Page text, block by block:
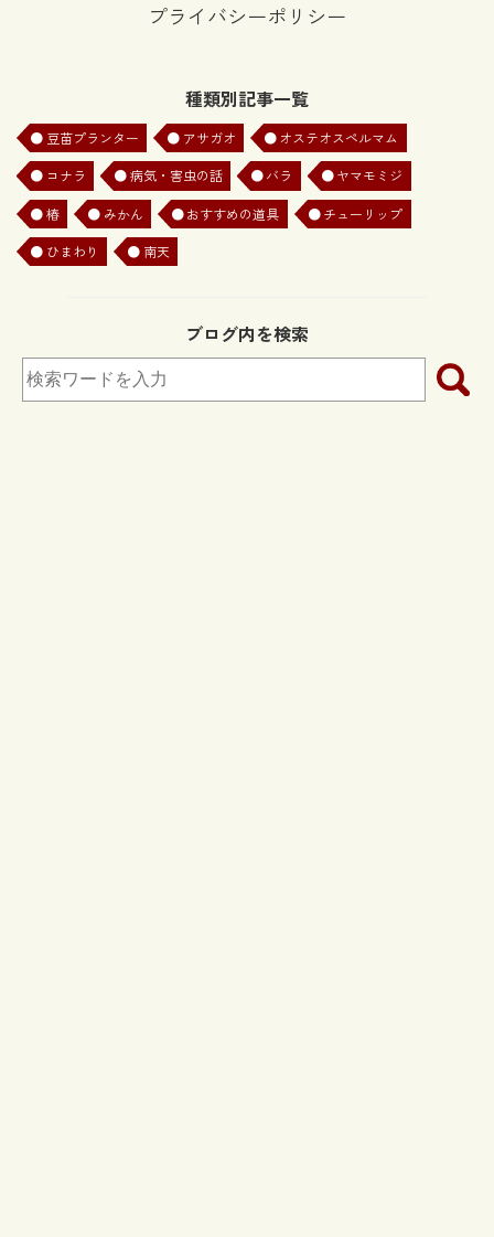
②希釈倍率は何倍ですか？
（希釈倍率は肥料や農薬の説明書をご確認下さい）
以下のボタンから
10倍
100倍 250倍 500倍 750倍 1000倍
プライバシーポリシー
種類別記事一覧
豆苗プランター アサガオ オステオスペルマム
コナラ 病気・害虫の話 バラ ヤマモミジ
椿 みかん おすすめの道具 チューリップ
ひまわり 南天
ブログ内を検索